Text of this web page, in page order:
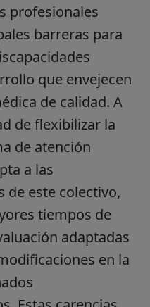
profesionales
barreras para
que envejecen
de calidad. A
de flexibilizar la
de atención
a las
de este colectivo,
tiempos de
adaptadas
en la